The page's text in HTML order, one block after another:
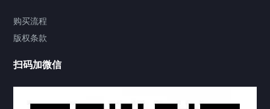
视频中心
购买流程
版权条款
扫码加微信